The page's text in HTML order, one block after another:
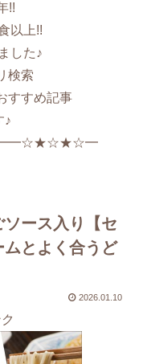
!!
以上!!
した♪
検索
すすめ記事
♪
ース入り【セ
とよく合うど
2026.01.10